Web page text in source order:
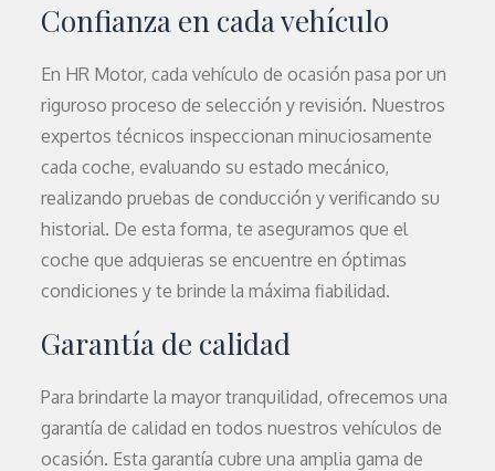
Confianza en cada vehículo
En HR Motor, cada vehículo de ocasión pasa por un
riguroso proceso de selección y revisión. Nuestros
expertos técnicos inspeccionan minuciosamente
cada coche, evaluando su estado mecánico,
realizando pruebas de conducción y verificando su
historial. De esta forma, te aseguramos que el
coche que adquieras se encuentre en óptimas
condiciones y te brinde la máxima fiabilidad.
Garantía de calidad
Para brindarte la mayor tranquilidad, ofrecemos una
garantía de calidad en todos nuestros vehículos de
ocasión. Esta garantía cubre una amplia gama de